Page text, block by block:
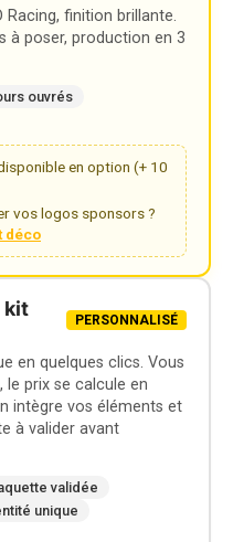
Racing, finition brillante.
à poser, production en 3
ouvrés
en option (+ 10
vos logos sponsors ?
déco
kit
PERSONNALISÉ
en quelques clics. Vous
prix se calcule en
intègre vos éléments et
à valider avant
validée
unique